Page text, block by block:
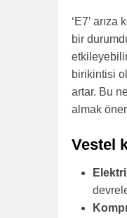
‘E7’
bir
birikintisi
artar. Bu
almak
Vestel